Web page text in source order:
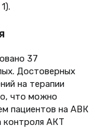
37
Достоверных
на терапии
что можно
пациентов на АВК
контроля АКТ